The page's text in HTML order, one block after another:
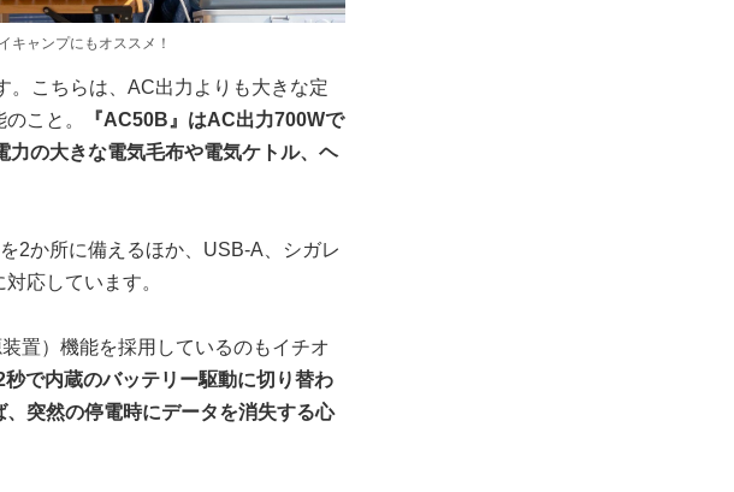
キャンプにもオススメ！
。こちらは、AC出力よりも大きな定
こと。
『AC50B』はAC出力700Wで
の大きな電気毛布や電気ケトル、ヘ
2か所に備えるほか、USB-A、シガレ
応しています。
置）機能を採用しているのもイチオ
で内蔵のバッテリー駆動に切り替わ
突然の停電時にデータを消失する心